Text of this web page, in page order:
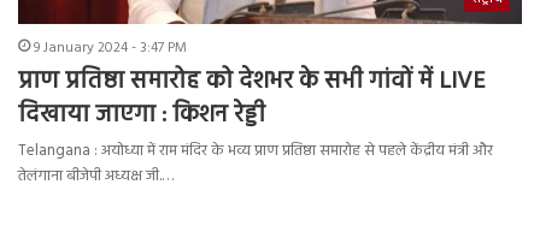
9 January 2024 - 3:47 PM
प्राण प्रतिष्ठा समारोह को देशभर के सभी गांवों में LIVE
दिखाया जाएगा : किशन रेड्डी
Telangana : अयोध्या में राम मंदिर के भव्य प्राण प्रतिष्ठा समारोह से पहले केंद्रीय मंत्री और
तेलंगाना बीजेपी अध्यक्ष जी.…